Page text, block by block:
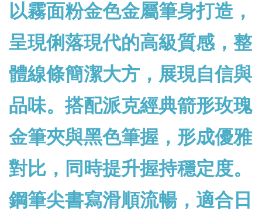
以霧面粉金色金屬筆身打造，
呈現俐落現代的高級質感，整
體線條簡潔大方，展現自信與
品味。搭配派克經典箭形玫瑰
金筆夾與黑色筆握，形成優雅
對比，同時提升握持穩定度。
鋼筆尖書寫滑順流暢，適合日